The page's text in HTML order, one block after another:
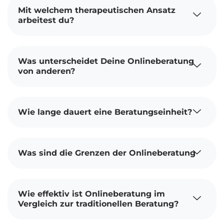
Mit welchem therapeutischen Ansatz
arbeitest du?
Was unterscheidet Deine Onlineberatung
von anderen?
Wie lange dauert eine Beratungseinheit?
Was sind die Grenzen der Onlineberatung
Wie effektiv ist Onlineberatung im
Vergleich zur traditionellen Beratung?